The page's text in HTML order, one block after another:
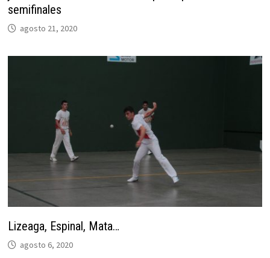
semifinales
agosto 21, 2020
Lizeaga, Espinal, Mata…
agosto 6, 2020